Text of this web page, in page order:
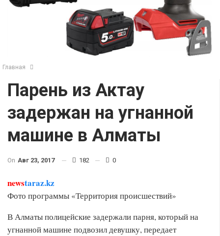
Главная
Парень из Актау
задержан на угнанной
машине в Алматы
On Авг 23, 2017 182 0
newstaraz.kz
Фото программы «Территория происшествий»
В Алматы полицейские задержали парня, который на
угнанной машине подвозил девушку, передает